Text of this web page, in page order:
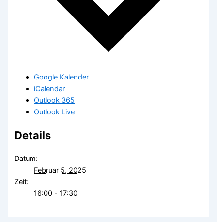
Google Kalender
iCalendar
Outlook 365
Outlook Live
Details
Datum:
Februar 5, 2025
Zeit:
16:00 - 17:30